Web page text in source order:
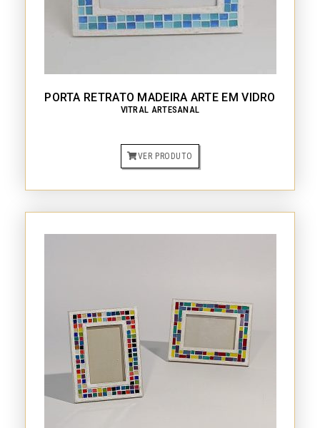
PORTA RETRATO MADEIRA ARTE EM VIDRO
VITRAL ARTESANAL
VER PRODUTO